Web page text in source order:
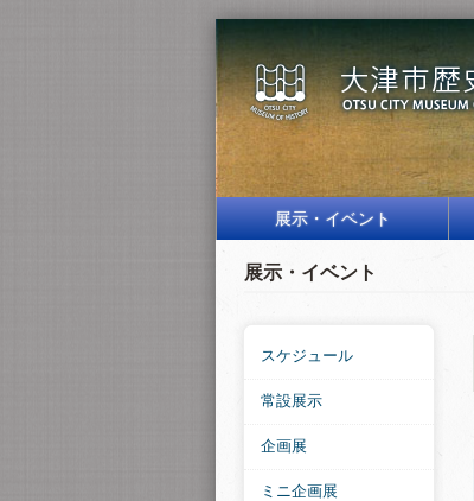
展示・イベント
展示・イベント
スケジュール
常設展示
企画展
ミニ企画展